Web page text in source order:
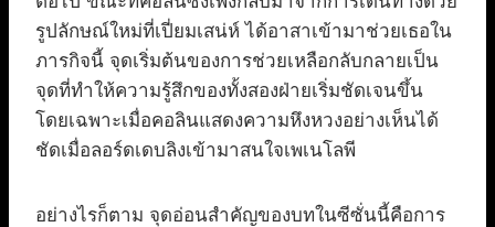
รูปลักษณ์ใหม่ที่เปี่ยมเสน่ห์ ได้อาสาเข้ามาช่วยเธอใน
ภารกิจนี้ จุดเริ่มต้นของการช่วยเหลือกลับกลายเป็น
จุดที่ทำให้ความรู้สึกของทั้งสองฝ่ายเริ่มชัดเจนขึ้น
โดยเฉพาะเมื่อคอลินแสดงความหึงหวงอย่างเห็นได้
ชัดเมื่อลอร์ดเดบลิงเข้ามาสนใจเพเนโลพี
อย่างไรก็ตาม จุดอ่อนสำคัญของบทในซีซั่นนี้คือการ